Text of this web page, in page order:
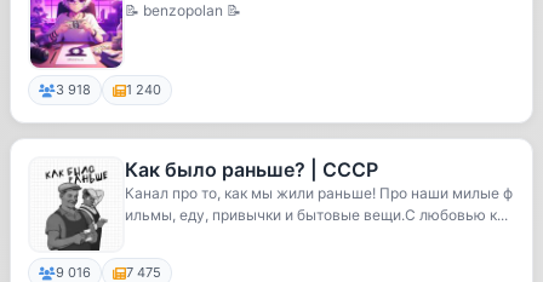
📝 benzopolan 📝
3 918 1 240
Как было раньше? | СССР
Канал про то, как мы жили раньше! Про наши милые ф
ильмы, еду, привычки и бытовые вещи.С любовью к...
9 016 7 475